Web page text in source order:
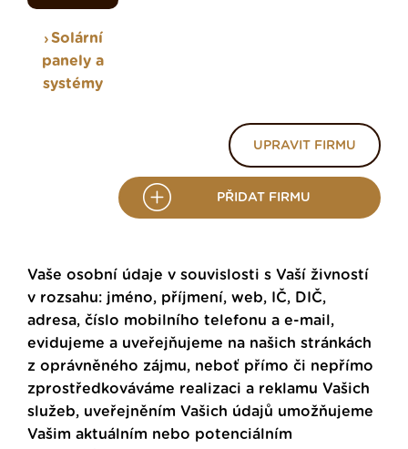
Solární
panely a
systémy
UPRAVIT FIRMU
PŘIDAT FIRMU
Vaše osobní údaje v souvislosti s Vaší živností
v rozsahu: jméno, příjmení, web, IČ, DIČ,
adresa, číslo mobilního telefonu a e-mail,
evidujeme a uveřejňujeme na našich stránkách
z oprávněného zájmu, neboť přímo či nepřímo
zprostředkováváme realizaci a reklamu Vašich
služeb, uveřejněním Vašich údajů umožňujeme
Vašim aktuálním nebo potenciálním